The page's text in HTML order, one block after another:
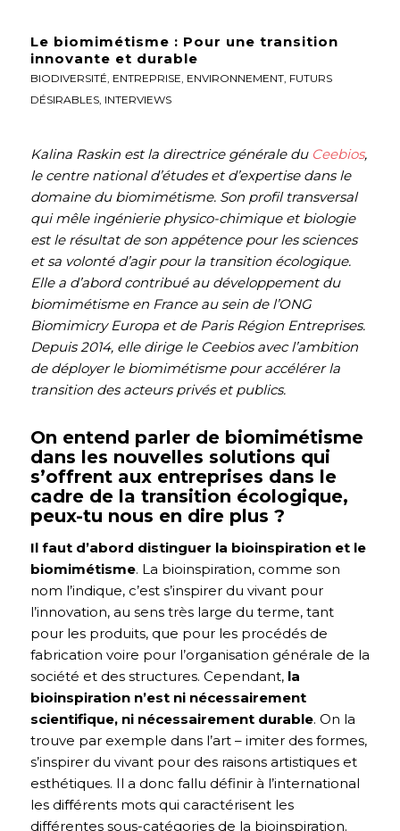
Le biomimétisme : Pour une transition
innovante et durable
BIODIVERSITÉ ENTREPRISE ENVIRONNEMENT, FUTURS
DÉSIRABLES, INTERVIEWS
Kalina Raskin est la directrice générale du Ceebios,
le centre national d’études et d’expertise dans le
domaine du biomimétisme. Son profil transversal
qui mêle ingénierie physico-chimique et biologie
est le résultat de son appétence pour les sciences
et sa volonté d’agir pour la transition écologique.
Elle a d’abord contribué au développement du
biomimétisme en France au sein de l’ONG
Biomimicry Europa et de Paris Région Entreprises.
Depuis 2014, elle dirige le Ceebios avec l’ambition
de déployer le biomimétisme pour accélérer la
transition des acteurs privés et publics.
On entend parler de biomimétisme
dans les nouvelles solutions qui
s’offrent aux entreprises dans le
cadre de la transition écologique,
peux-tu nous en dire plus ?
Il faut d’abord distinguer la bioinspiration et le
biomimétisme. La bioinspiration, comme son
nom l’indique, c’est s’inspirer du vivant pour
l’innovation, au sens très large du terme, tant
pour les produits, que pour les procédés de
fabrication voire pour l’organisation générale de la
société et des structures. Cependant, la
bioinspiration n’est ni nécessairement
scientifique, ni nécessairement durable. On la
trouve par exemple dans l’art – imiter des formes,
s’inspirer du vivant pour des raisons artistiques et
esthétiques. Il a donc fallu définir à l’international
les différents mots qui caractérisent les
différentes sous-catégories de la bioinspiration.